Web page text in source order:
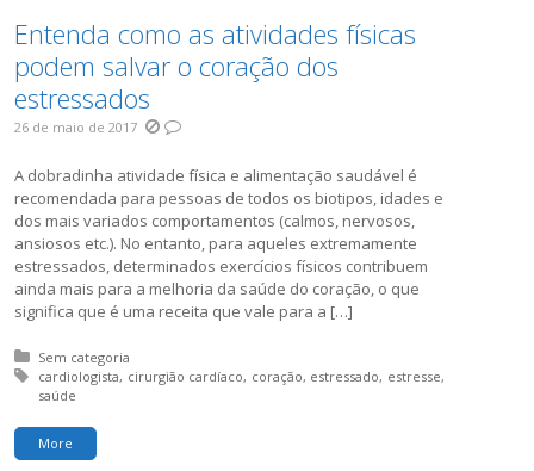
Entenda como as atividades físicas
podem salvar o coração dos
estressados
26 de maio de 2017
A dobradinha atividade física e alimentação saudável é
recomendada para pessoas de todos os biotipos, idades e
dos mais variados comportamentos (calmos, nervosos,
ansiosos etc.). No entanto, para aqueles extremamente
estressados, determinados exercícios físicos contribuem
ainda mais para a melhoria da saúde do coração, o que
significa que é uma receita que vale para a […]
Posted in:
Sem categoria
Tagged with:
cardiologista cirurgião cardíaco coração estressado estresse
saúde
More